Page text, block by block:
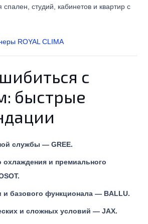
студий, кабинетов и квартир с
ROYAL CLIMA
с
быстрые
службы — GREE.
охлаждения и премиального
и базового функционала — BALLU.
и сложных условий — JAX.